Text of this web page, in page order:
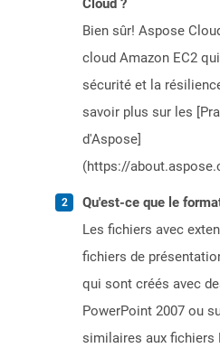
Cloud ?
Bien sûr! Aspose
cloud Amazon EC2
sécurité et la
savoir plus sur les
d'Aspose]
(https://
Qu'est-ce que le
Les fichiers avec
fichiers de
qui sont créés avec
PowerPoint 2007 ou
similaires aux fichiers